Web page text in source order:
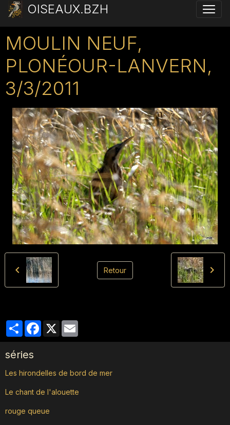
OISEAUX.BZH
MOULIN NEUF,
PLONÉOUR-LANVERN,
3/3/2011
Retour
PartagerFacebook
X
séries
Les hirondelles de bord de mer
Le chant de l'alouette
rouge queue